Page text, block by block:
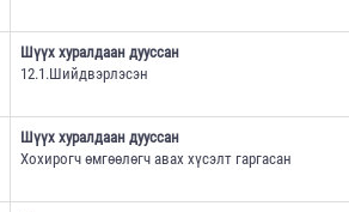
Шүүх хуралдаан дууссан
12.1.Шийдвэрлэсэн
Шүүх хуралдаан дууссан
Хохирогч өмгөөлөгч авах хүсэлт гаргасан